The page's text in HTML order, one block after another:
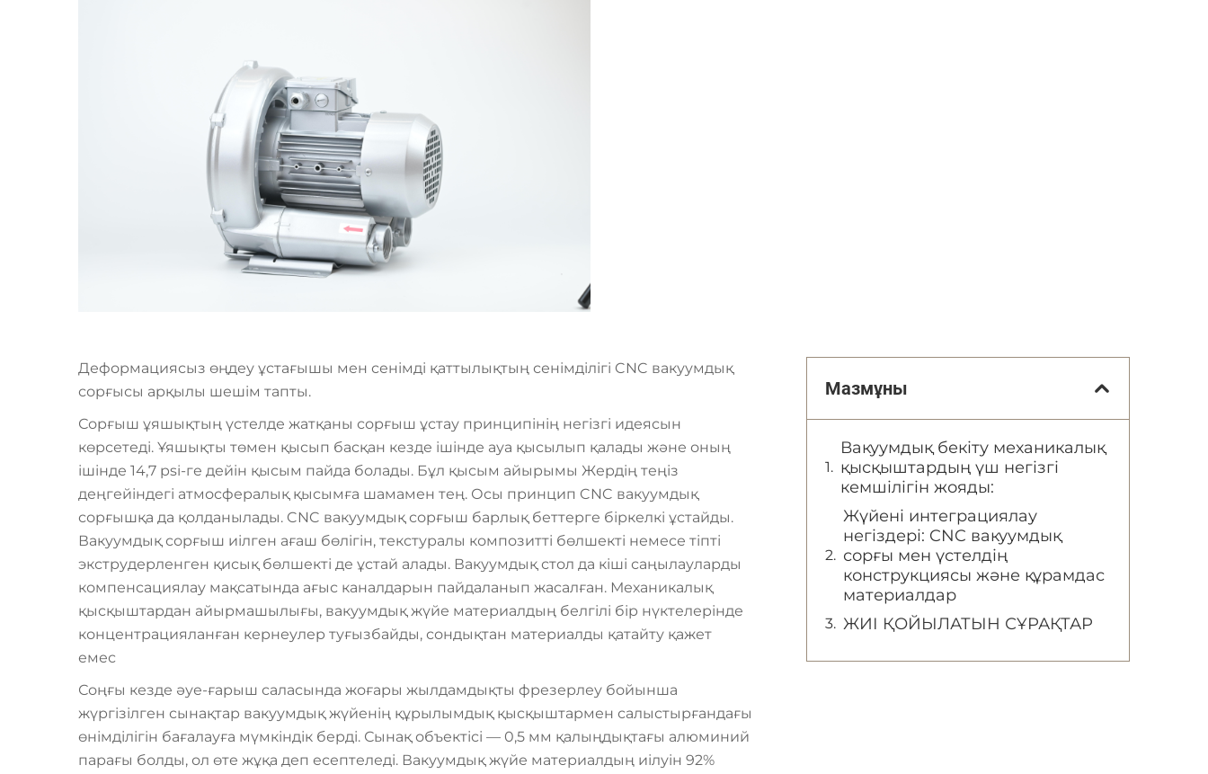
Деформациясыз өңдеу ұстағышы мен сенімді қаттылықтың сенімділігі CNC вакуумдық
сорғысы арқылы шешім тапты.
Сорғыш ұяшықтың үстелде жатқаны сорғыш ұстау принципінің негізгі идеясын
көрсетеді. Ұяшықты төмен қысып басқан кезде ішінде ауа қысылып қалады және оның
ішінде 14,7 psi-ге дейін қысым пайда болады. Бұл қысым айырымы Жердің теңіз
деңгейіндегі атмосфералық қысымға шамамен тең. Осы принцип CNC вакуумдық
сорғышқа да қолданылады. CNC вакуумдық сорғыш барлық беттерге біркелкі ұстайды.
Вакуумдық сорғыш иілген ағаш бөлігін, текстуралы композитті бөлшекті немесе тіпті
экструдерленген қисық бөлшекті де ұстай алады. Вакуумдық стол да кіші саңылауларды
компенсациялау мақсатында ағыс каналдарын пайдаланып жасалған. Механикалық
қысқыштардан айырмашылығы, вакуумдық жүйе материалдың белгілі бір нүктелерінде
концентрацияланған кернеулер туғызбайды, сондықтан материалды қатайту қажет
емес
Соңғы кезде әуе-ғарыш саласында жоғары жылдамдықты фрезерлеу бойынша
жүргізілген сынақтар вакуумдық жүйенің құрылымдық қысқыштармен салыстырғандағы
өнімділігін бағалауға мүмкіндік берді. Сынақ объектісі — 0,5 мм қалыңдықтағы алюминий
парағы болды, ол өте жұқа деп есептеледі. Вакуумдық жүйе материалдың иілуін 92%
Мазмұны
Вакуумдық бекіту механикалық
қысқыштардың үш негізгі
кемшілігін жояды:
Жүйені интеграциялау
негіздері: CNC вакуумдық
сорғы мен үстелдің
конструкциясы және құрамдас
материалдар
ЖИІ ҚОЙЫЛАТЫН СҰРАҚТАР